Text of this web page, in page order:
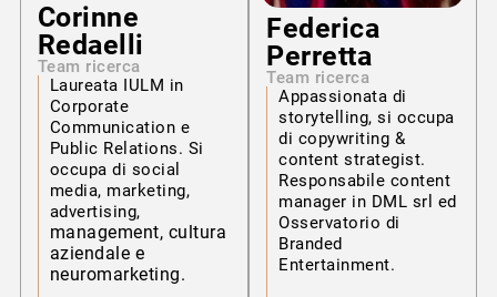
Corinne
Redaelli
Team ricerca
Laureata IULM in
Corporate
Communication e
Public Relations. Si
occupa di social
media, marketing,
advertising,
management, cultura
aziendale e
neuromarketing.
Federica
Perretta
Team ricerca
Appassionata di
storytelling, si occupa
di copywriting &
content strategist.
Responsabile content
manager in DML srl ed
Osservatorio di
Branded
Entertainment.